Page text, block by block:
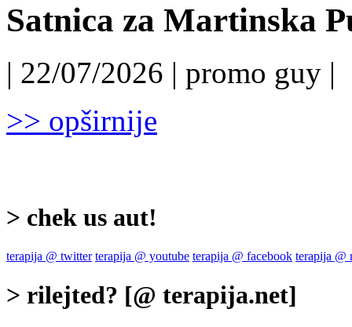
Satnica za Martinska
| 22/07/2026 | promo guy |
>> opširnije
> chek us aut!
terapija @ twitter terapija @ youtube terapija @ facebook terapija @
> rilejted? [@ terapija.net]